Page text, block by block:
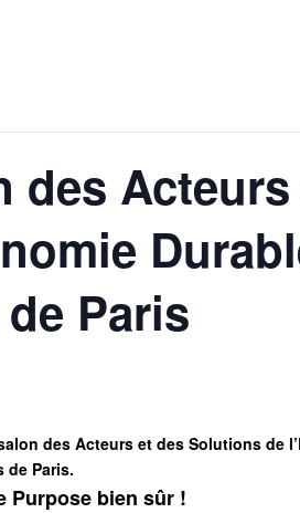
des
Paris
des Acteurs et des Solutions de
de Paris.
Purpose bien sûr !